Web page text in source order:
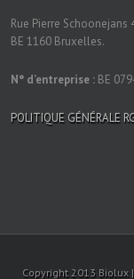
Rue Pierre Schoonejans
BE 1160 Bruxelles.
N° d’entreprise : BE
POLITIQUE GÉNÉRALE
Copyright 2013 Biolux